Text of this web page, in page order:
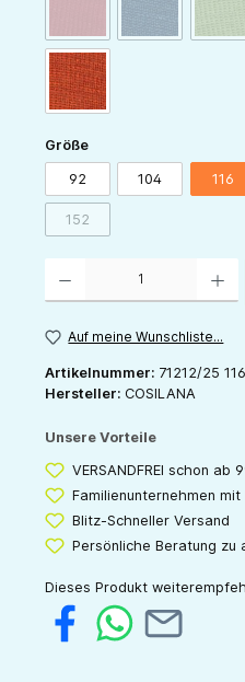
(Diese Option ist zurzeit
(Diese Option
orange
Größeauswählen
92 104 116
152(Diese Option ist zurzeit
Auf meine Wunschliste...
Artikelnummer: 71212/25 116
Hersteller: COSILANA
Unsere Vorteile
VERSANDFREI schon ab
Familienunternehmen mit
Blitz-Schneller Versand
Persönliche Beratung zu
Dieses Produkt